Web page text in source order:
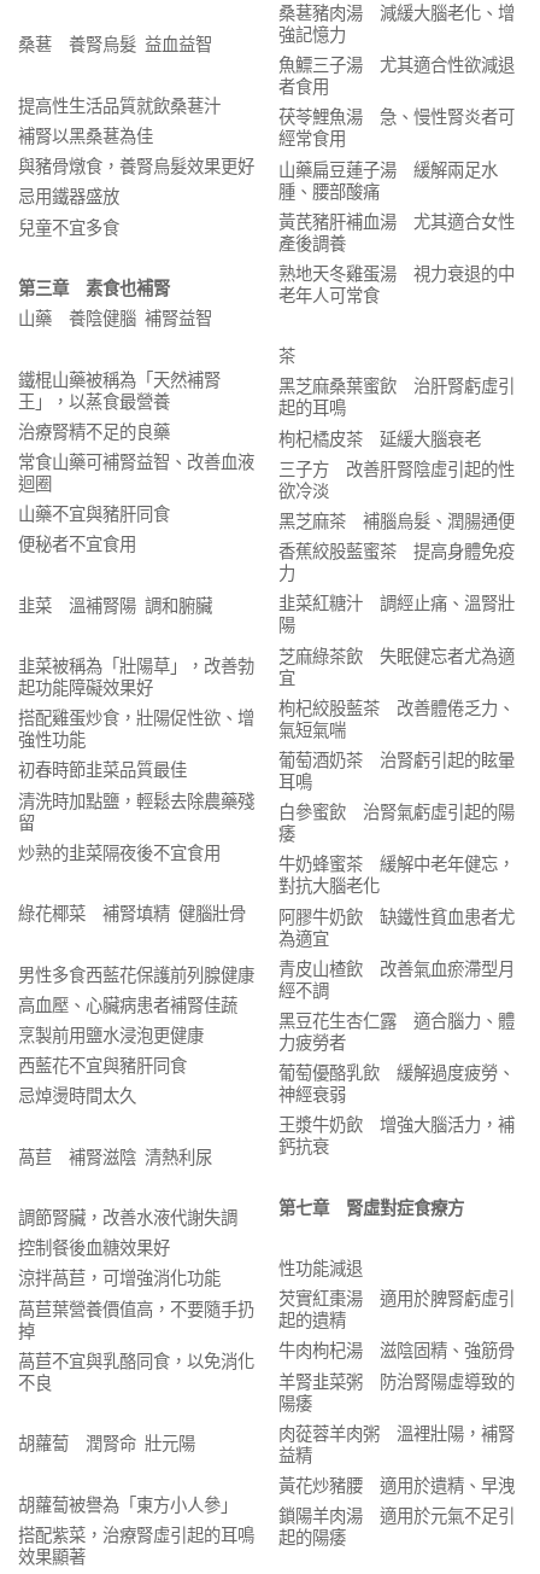
桑葚 養腎烏髮 益血益智
提高性生活品質就飲桑葚汁
補腎以黑桑葚為佳
與豬骨燉食，養腎烏髮效果更好
忌用鐵器盛放
兒童不宜多食
第三章 素食也補腎
山藥 養陰健腦 補腎益智
鐵棍山藥被稱為「天然補腎
王」，以蒸食最營養
治療腎精不足的良藥
常食山藥可補腎益智、改善血液
迴圈
山藥不宜與豬肝同食
便秘者不宜食用
韭菜 溫補腎陽 調和腑臟
韭菜被稱為「壯陽草」，改善勃
起功能障礙效果好
搭配雞蛋炒食，壯陽促性欲、增
強性功能
初春時節韭菜品質最佳
清洗時加點鹽，輕鬆去除農藥殘
留
炒熟的韭菜隔夜後不宜食用
綠花椰菜 補腎填精 健腦壯骨
男性多食西藍花保護前列腺健康
高血壓、心臟病患者補腎佳蔬
烹製前用鹽水浸泡更健康
西藍花不宜與豬肝同食
忌焯燙時間太久
萵苣 補腎滋陰 清熱利尿
調節腎臟，改善水液代謝失調
控制餐後血糖效果好
涼拌萵苣，可增強消化功能
萵苣葉營養價值高，不要隨手扔
掉
萵苣不宜與乳酪同食，以免消化
不良
胡蘿蔔 潤腎命 壯元陽
胡蘿蔔被譽為「東方小人參」
搭配紫菜，治療腎虛引起的耳鳴
效果顯著
桑葚豬肉湯 減緩大腦老化、增
強記憶力
魚鰾三子湯 尤其適合性欲減退
者食用
茯苓鯉魚湯 急、慢性腎炎者可
經常食用
山藥扁豆蓮子湯 緩解兩足水
腫、腰部酸痛
黃芪豬肝補血湯 尤其適合女性
產後調養
熟地天冬雞蛋湯 視力衰退的中
老年人可常食
茶
黑芝麻桑葉蜜飲 治肝腎虧虛引
起的耳鳴
枸杞橘皮茶 延緩大腦衰老
三子方 改善肝腎陰虛引起的性
欲冷淡
黑芝麻茶 補腦烏髮、潤腸通便
香蕉絞股藍蜜茶 提高身體免疫
力
韭菜紅糖汁 調經止痛、溫腎壯
陽
芝麻綠茶飲 失眠健忘者尤為適
宜
枸杞絞股藍茶 改善體倦乏力、
氣短氣喘
葡萄酒奶茶 治腎虧引起的眩暈
耳鳴
白參蜜飲 治腎氣虧虛引起的陽
痿
牛奶蜂蜜茶 緩解中老年健忘，
對抗大腦老化
阿膠牛奶飲 缺鐵性貧血患者尤
為適宜
青皮山楂飲 改善氣血瘀滯型月
經不調
黑豆花生杏仁露 適合腦力、體
力疲勞者
葡萄優酪乳飲 緩解過度疲勞、
神經衰弱
王漿牛奶飲 增強大腦活力，補
鈣抗衰
第七章 腎虛對症食療方
性功能減退
芡實紅棗湯 適用於脾腎虧虛引
起的遺精
牛肉枸杞湯 滋陰固精、強筋骨
羊腎韭菜粥 防治腎陽虛導致的
陽痿
肉蓯蓉羊肉粥 溫裡壯陽，補腎
益精
黃花炒豬腰 適用於遺精、早洩
鎖陽羊肉湯 適用於元氣不足引
起的陽痿